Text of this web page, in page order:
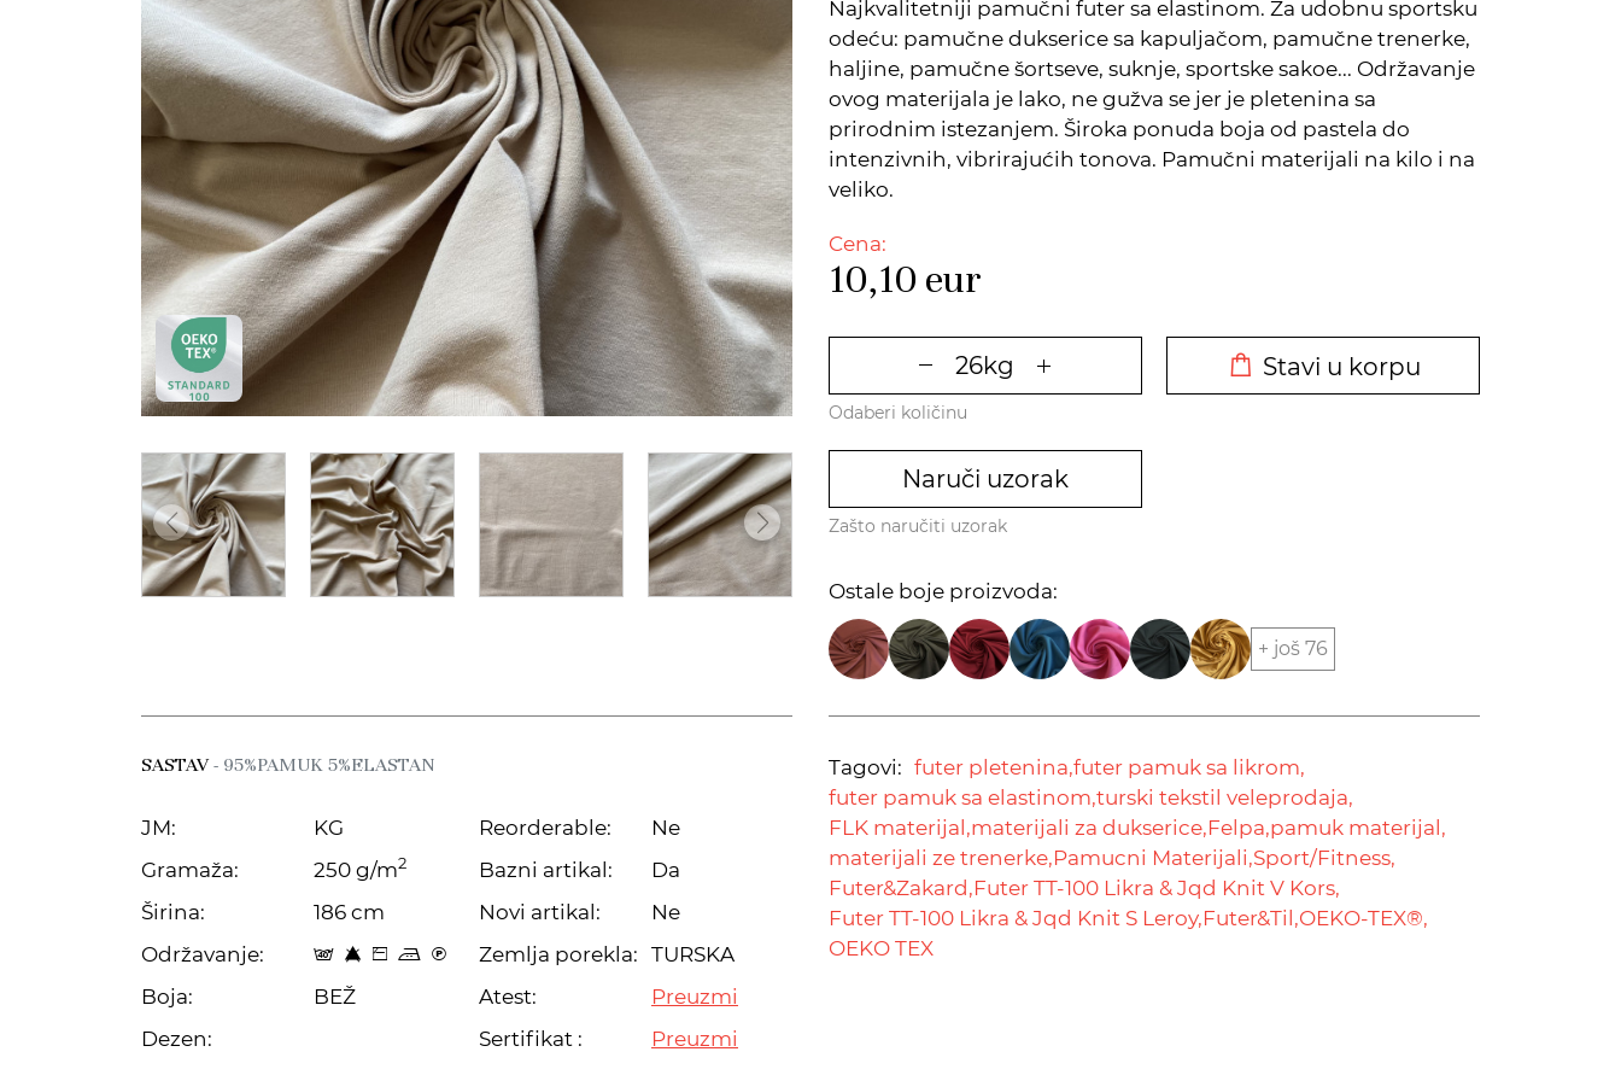
Najkvalitetniji pamučni futer sa elastinom. Za udobnu sportsku
odeću: pamučne dukserice sa kapuljačom, pamučne trenerke,
haljine, pamučne šortseve, suknje, sportske sakoe... Održavanje
ovog materijala je lako, ne gužva se jer je pletenina sa
prirodnim istezanjem. Široka ponuda boja od pastela do
intenzivnih, vibrirajućih tonova. Pamučni materijali na kilo i na
veliko.
Cena:
10,10 eur
Stavi u korpu
Odaberi količinu
Naruči uzorak
Zašto naručiti uzorak
Ostale boje proizvoda:
+ još 76
SASTAV- 95%PAMUK 5%ELASTAN
JM:
KG
Gramaža:
250 g/m2
Širina:
186 cm
Održavanje:
t 8 Z p C
Boja:
BEŽ
Dezen:
Reorderable:
Ne
Bazni artikal:
Da
Novi artikal:
Ne
Zemlja porekla: TURSKA
Atest:
Preuzmi
Sertifikat :
Preuzmi
Tagovi: futer pletenina,futer pamuk sa likrom,
futer pamuk sa elastinom,turski tekstil veleprodaja,
FLK materijal,materijali za dukserice,Felpa,pamuk materijal,
materijali ze trenerke,Pamucni Materijali,Sport/Fitness,
Futer&Zakard,Futer TT-100 Likra & Jqd Knit V Kors,
Futer TT-100 Likra & Jqd Knit S Leroy,Futer&Til,OEKO-TEX®,
OEKO TEX